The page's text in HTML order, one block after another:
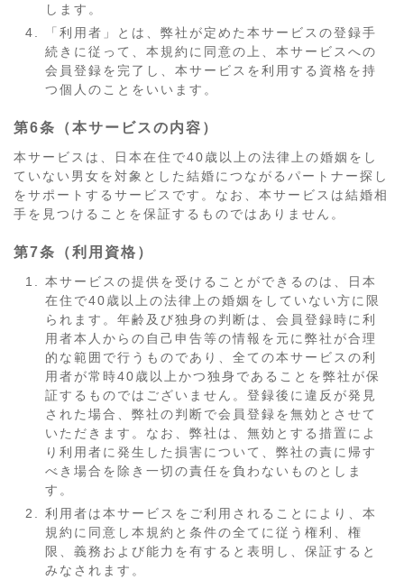
します。
「利用者」とは、弊社が定めた本サービスの登録手
続きに従って、本規約に同意の上、本サービスへの
会員登録を完了し、本サービスを利用する資格を持
つ個人のことをいいます。
第6条（本サービスの内容）
本サービスは、日本在住で40歳以上の法律上の婚姻をし
ていない男女を対象とした結婚につながるパートナー探し
をサポートするサービスです。なお、本サービスは結婚相
手を見つけることを保証するものではありません。
第7条（利用資格）
本サービスの提供を受けることができるのは、日本
在住で40歳以上の法律上の婚姻をしていない方に限
られます。年齢及び独身の判断は、会員登録時に利
用者本人からの自己申告等の情報を元に弊社が合理
的な範囲で行うものであり、全ての本サービスの利
用者が常時40歳以上かつ独身であることを弊社が保
証するものではございません。登録後に違反が発見
された場合、弊社の判断で会員登録を無効とさせて
いただきます。なお、弊社は、無効とする措置によ
り利用者に発生した損害について、弊社の責に帰す
べき場合を除き一切の責任を負わないものとしま
す。
利用者は本サービスをご利用されることにより、本
規約に同意し本規約と条件の全てに従う権利、権
限、義務および能力を有すると表明し、保証すると
みなされます。